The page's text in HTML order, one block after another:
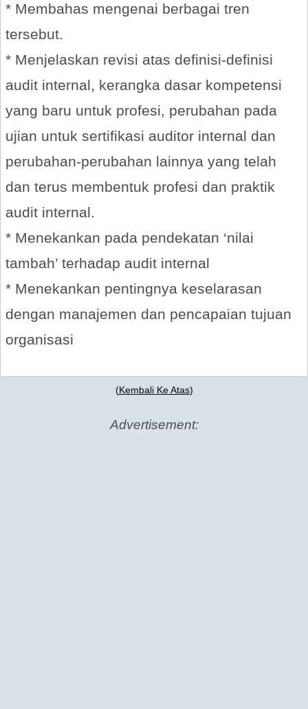
* Membahas mengenai berbagai tren
tersebut.
* Menjelaskan revisi atas definisi-definisi
audit internal, kerangka dasar kompetensi
yang baru untuk profesi, perubahan pada
ujian untuk sertifikasi auditor internal dan
perubahan-perubahan lainnya yang telah
dan terus membentuk profesi dan praktik
audit internal.
* Menekankan pada pendekatan ‘nilai
tambah’ terhadap audit internal
* Menekankan pentingnya keselarasan
dengan manajemen dan pencapaian tujuan
organisasi
(Kembali Ke Atas)
Advertisement: